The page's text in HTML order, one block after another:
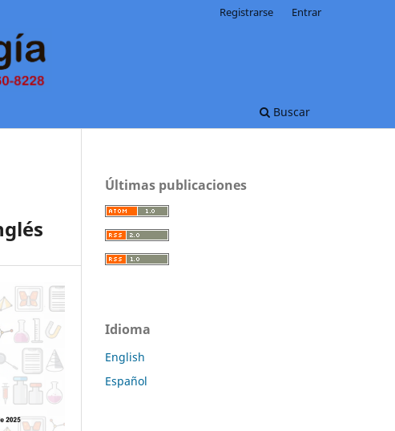
Buscar
Registrarse Entrar
Últimas publicaciones
Idioma
English
Español